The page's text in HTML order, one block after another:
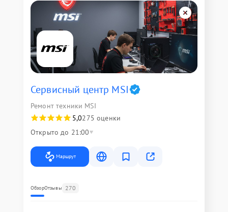
Сервисный центр MSI
Ремонт техники MSI
5,0275 оценки
Открыто до 21:00
Маршрут
ОбзорОтзывы 270